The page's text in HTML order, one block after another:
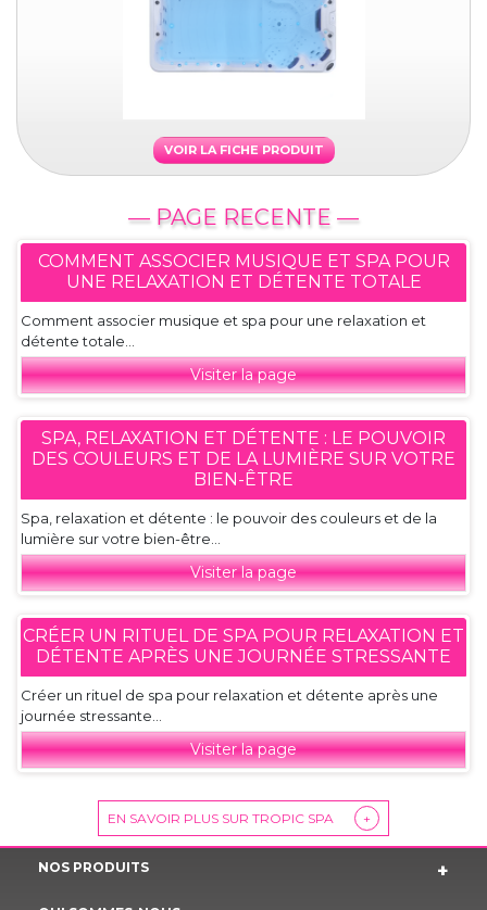
VOIR LA FICHE PRODUIT
— PAGE RECENTE —
COMMENT ASSOCIER MUSIQUE ET SPA POUR
UNE RELAXATION ET DÉTENTE TOTALE
Comment associer musique et spa pour une relaxation et
détente totale...
Visiter la page
SPA, RELAXATION ET DÉTENTE : LE POUVOIR
DES COULEURS ET DE LA LUMIÈRE SUR VOTRE
BIEN-ÊTRE
Spa, relaxation et détente : le pouvoir des couleurs et de la
lumière sur votre bien-être...
Visiter la page
CRÉER UN RITUEL DE SPA POUR RELAXATION ET
DÉTENTE APRÈS UNE JOURNÉE STRESSANTE
Créer un rituel de spa pour relaxation et détente après une
journée stressante...
Visiter la page
EN SAVOIR PLUS SUR TROPIC SPA +
NOS PRODUITS